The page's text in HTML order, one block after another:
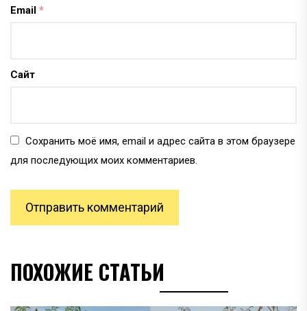
Email *
Сайт
Сохранить моё имя, email и адрес сайта в этом браузере
для последующих моих комментариев.
ПОХОЖИЕ СТАТЬИ